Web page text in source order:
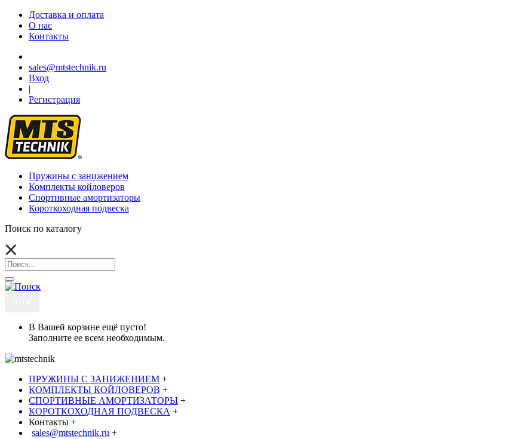
Доставка и оплата
О нас
Контакты
sales@mtstechnik.ru
Вход
|
Регистрация
Пружины с занижением
Комплекты койловеров
Спортивные амортизаторы
Короткоходная подвеска
Поиск по каталогу
В Вашей корзине ещё пусто!
Заполните ее всем необходимым.
ПРУЖИНЫ С ЗАНИЖЕНИЕМ +
КОМПЛЕКТЫ КОЙЛОВЕРОВ +
СПОРТИВНЫЕ АМОРТИЗАТОРЫ +
КОРОТКОХОДНАЯ ПОДВЕСКА +
Контакты +
sales@mtstechnik.ru +